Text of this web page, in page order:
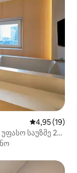
საშუალო
4,95 (19)
საუზმე 2
მკურნალობა